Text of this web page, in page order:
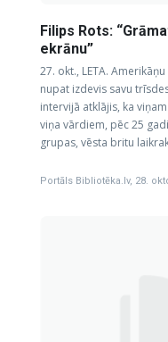
Filips Rots:
ekrānu”
27. okt., LETA.
nupat izdevis savu
intervijā atklājis, ka
viņa vārdiem, pēc 25
grupas, vēsta britu
Portāls Bibliotēka.lv, 28.